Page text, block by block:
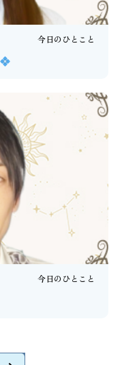
今日のひとこと
今日のひとこと